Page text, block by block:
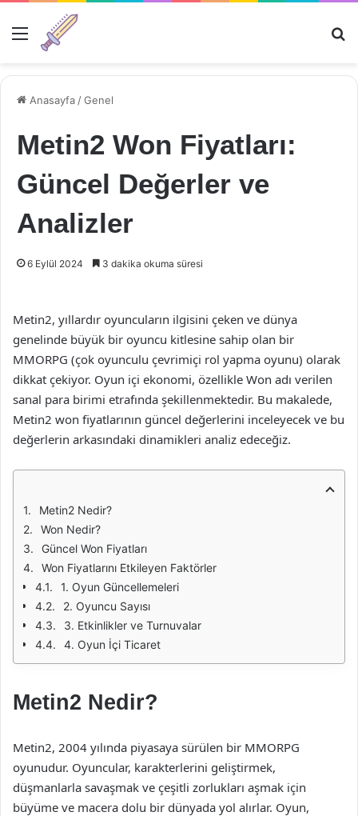
Menü
Anasayfa /Genel
Metin2 Won Fiyatları:
Güncel Değerler ve
Analizler
6 Eylül 2024 3 dakika okuma süresi
Metin2, yıllardır oyuncuların ilgisini çeken ve dünya
genelinde büyük bir oyuncu kitlesine sahip olan bir
MMORPG (çok oyunculu çevrimiçi rol yapma oyunu) olarak
dikkat çekiyor. Oyun içi ekonomi, özellikle Won adı verilen
sanal para birimi etrafında şekillenmektedir. Bu makalede,
Metin2 won fiyatlarının güncel değerlerini inceleyecek ve bu
değerlerin arkasındaki dinamikleri analiz edeceğiz.
Metin2 Nedir?
Won Nedir?
Güncel Won Fiyatları
Won Fiyatlarını Etkileyen Faktörler
1. Oyun Güncellemeleri
2. Oyuncu Sayısı
3. Etkinlikler ve Turnuvalar
4. Oyun İçi Ticaret
Metin2 Nedir?
Metin2, 2004 yılında piyasaya sürülen bir MMORPG
oyunudur. Oyuncular, karakterlerini geliştirmek,
düşmanlarla savaşmak ve çeşitli zorlukları aşmak için
büyüme ve macera dolu bir dünyada yol alırlar. Oyun,